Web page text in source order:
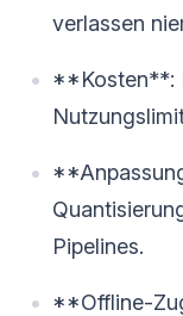
verlassen
**Kosten**:
Pipelines.
**Offline-